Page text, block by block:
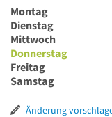
Montag
Dienstag
Mittwoch
Donnerstag
Freitag
Samstag
Änderung